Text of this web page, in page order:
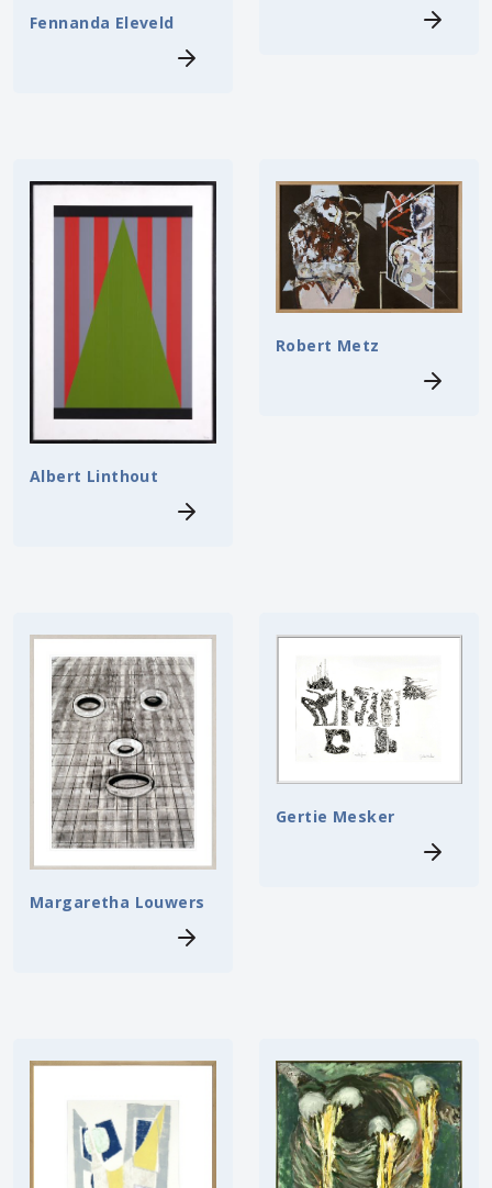
Fennanda Eleveld
Albert Linthout
Robert Metz
Margaretha Louwers
Gertie Mesker